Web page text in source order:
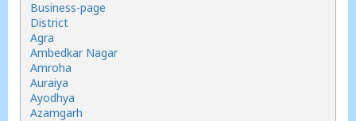
Business-page
District
Agra
Ambedkar Nagar
Amroha
Auraiya
Ayodhya
Azamgarh